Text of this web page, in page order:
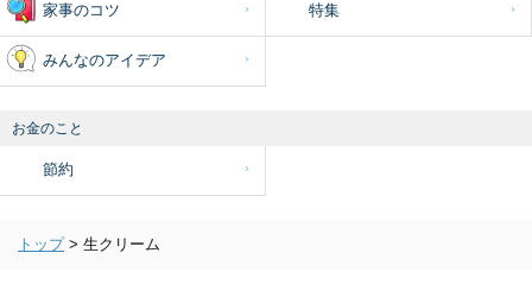
家事のコツ 特集
みんなのアイデア
お金のこと
節約
トップ > 生クリーム